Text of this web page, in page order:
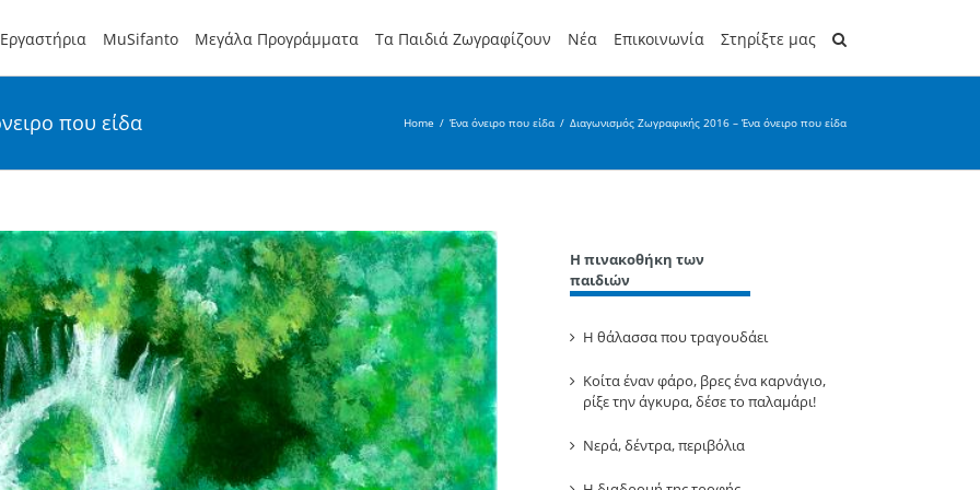
MuSifanto Μεγάλα Προγράμματα Τα Παιδιά Ζωγραφίζουν Νέα Επικοινωνία Στηρίξτε μας
που είδα Home / Ένα όνειρο που είδα / Διαγωνισμός Ζωγραφικής 2016 – Ένα όνειρο που είδα
Η πινακοθήκη των
παιδιών
Η θάλασσα που τραγουδάει
Κοίτα έναν φάρο, βρες ένα καρνάγιο,
ρίξε την άγκυρα, δέσε το παλαμάρι!
Νερά, δέντρα, περιβόλια